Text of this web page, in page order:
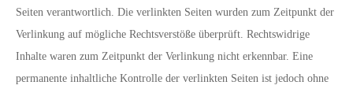
Seiten verantwortlich. Die verlinkten Seiten wurden zum Zeitpunkt der
Verlinkung auf mögliche Rechtsverstöße überprüft. Rechtswidrige
Inhalte waren zum Zeitpunkt der Verlinkung nicht erkennbar. Eine
permanente inhaltliche Kontrolle der verlinkten Seiten ist jedoch ohne